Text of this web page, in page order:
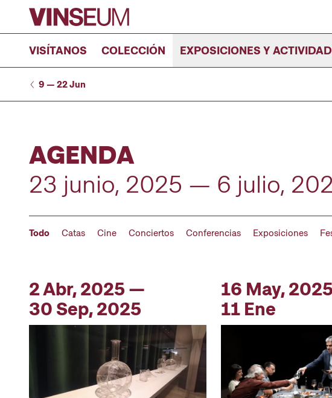
Ir al contenido
VISÍTANOS COLECCIÓN EXPOSICIONES Y
9 — 22 Jun
AGENDA
23 junio, 2025 — 6 julio,
Todo Catas Cine Conciertos Conferencias Exposiciones
2 Abr, 2025 —
30 Sep, 2025
16 May,
11 Ene